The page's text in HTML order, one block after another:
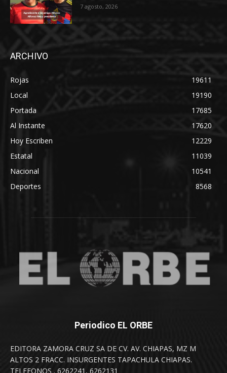
7 agosto, 2026
ARCHIVO
Rojas
19611
Local
19190
Portada
17685
Al Instante
17620
Hoy Escriben
12229
Estatal
11039
Nacional
10541
Deportes
8568
Periodico EL ORBE
EDITORA ZAMORA CRUZ SA DE CV. AV. CHIAPAS, MZ M
ALTOS 2 FRACC. INSURGENTES TAPACHULA CHIAPAS.
TELEFONOS . 6262241, 6262131